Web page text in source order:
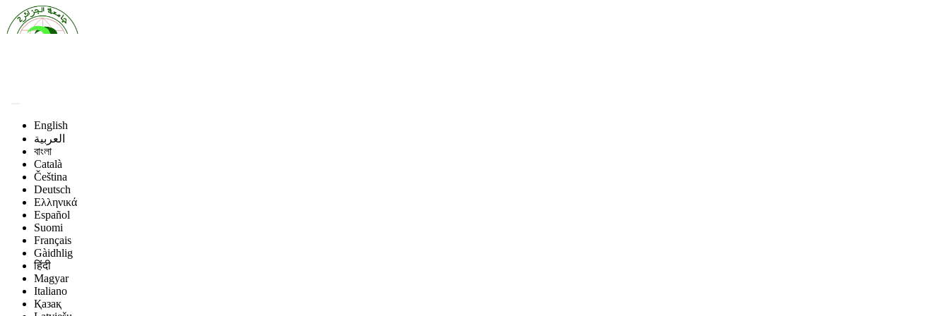
English
العربية
বাংলা
Català
Čeština
Deutsch
Ελληνικά
Español
Suomi
Français
Gàidhlig
हिंदी
Magyar
Italiano
Қазақ